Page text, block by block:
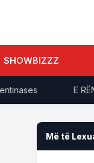
SHOWBIZZZ
E
Më të